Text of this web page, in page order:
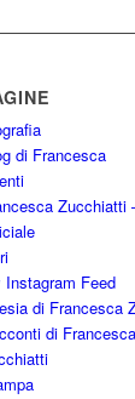
di Francesca
Zucchiatti
Instagram Feed
di Francesca
di Francesca